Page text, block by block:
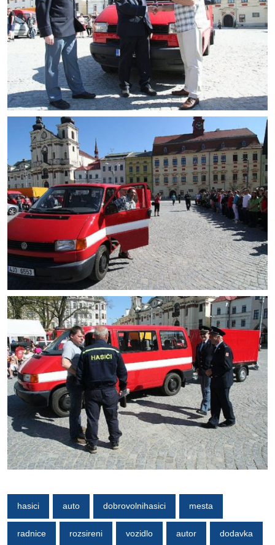
hasici auto dobrovolnihasici mesta
radnice rozsireni vozidlo autor dodavka